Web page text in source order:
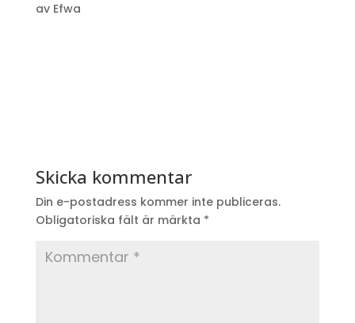
av Efwa
Skicka kommentar
Din e-postadress kommer inte publiceras.
Obligatoriska fält är märkta *